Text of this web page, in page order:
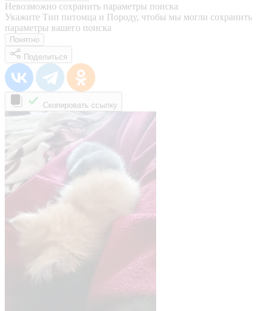
Невозможно сохранить параметры поиска
Укажите Тип питомца и Породу, чтобы мы могли сохранить
параметры вашего поиска
Понятно
Поделиться
Скопировать ссылку